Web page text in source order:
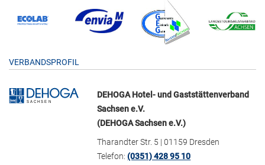
VERBANDSPROFIL
DEHOGA Hotel- und Gaststättenverband
Sachsen e.V.
(DEHOGA Sachsen e.V.)
Tharandter Str. 5 | 01159 Dresden
Telefon:(0351) 428 95 10